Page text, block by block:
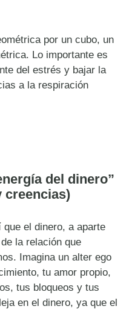
por un cubo, un
Lo importante es
del estrés y bajar la
a la respiración
del dinero”
creencias)
que el dinero, a aparte
la relación que
Imagina un alter ego
tu amor propio,
tus bloqueos y tus
en el dinero, ya que el